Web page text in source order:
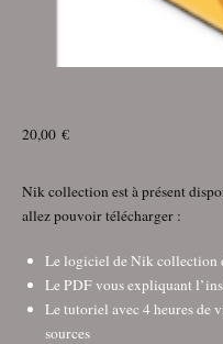
20,00€
Nik collection est à présent
allez pouvoir télécharger :
Le logiciel de Nik collection
Le PDF vous expliquant
Le tutoriel avec 4 heures de
sources